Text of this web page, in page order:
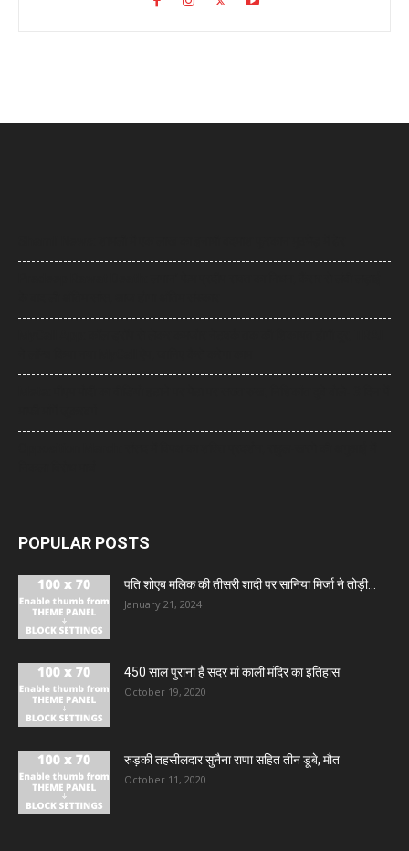
POPULAR POSTS
पति शोएब मलिक की तीसरी शादी पर सानिया मिर्जा ने तोड़ी...
January 21, 2024
450 साल पुराना है सदर मां काली मंदिर का इतिहास
October 19, 2020
रुड़की तहसीलदार सुनैना राणा सहित तीन डूबे, मौत
October 11, 2020